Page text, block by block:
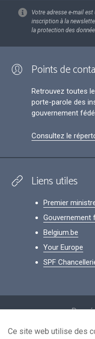
Votre adresse e-mail
inscription à la
la protection des
Points de
Retrouvez toutes
porte-parole des
gouvernement
Consultez le
Liens utiles
Premier
Gouvernement
Belgium.be
Your Europe
SPF
Ce site web utilise des